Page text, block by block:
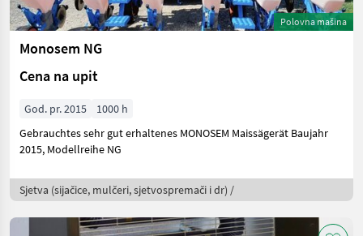
Polovna mašina
Monosem NG
Cena na upit
God. pr. 2015
1000 h
Gebrauchtes sehr gut erhaltenes MONOSEM Maissägerät Baujahr
2015, Modellreihe NG
Sjetva (sijačice, mulčeri, sjetvospremači i dr) /